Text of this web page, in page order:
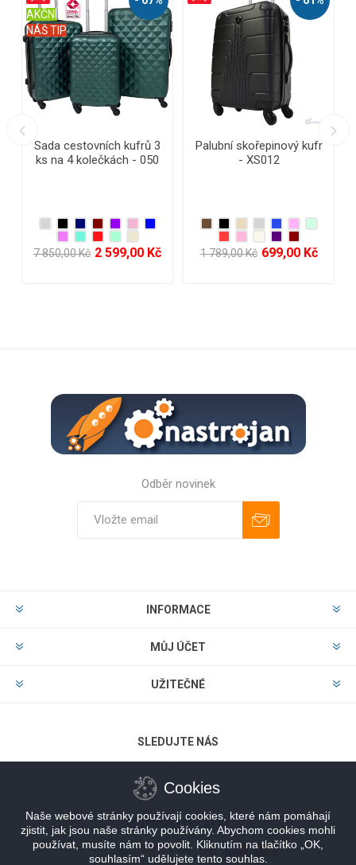
NÁŠ TIP
Velký cestovní kufr 93
litrů Semi Line T5669-4
2 980,00 Kč 2 159,00 Kč
Velký skořepinový
cestovní kufr RGL na 4
3 058,00 Kč 789,00 Kč
Odběr novinek
INFORMACE
MŮJ ÚČET
UŽITEČNÉ
SLEDUJTE NÁS
MOŽNOSTI PLATBY
Cookies
Naše webové stránky používají cookies, které nám pomáhají
zjistit, jak jsou naše stránky používány. Abychom cookies mohli
používat, musíte nám to povolit. Kliknutím na tlačítko „OK,
souhlasím“ udělujete tento souhlas.